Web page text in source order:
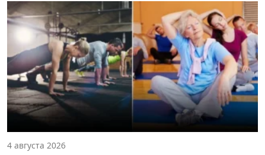
4 августа 2026